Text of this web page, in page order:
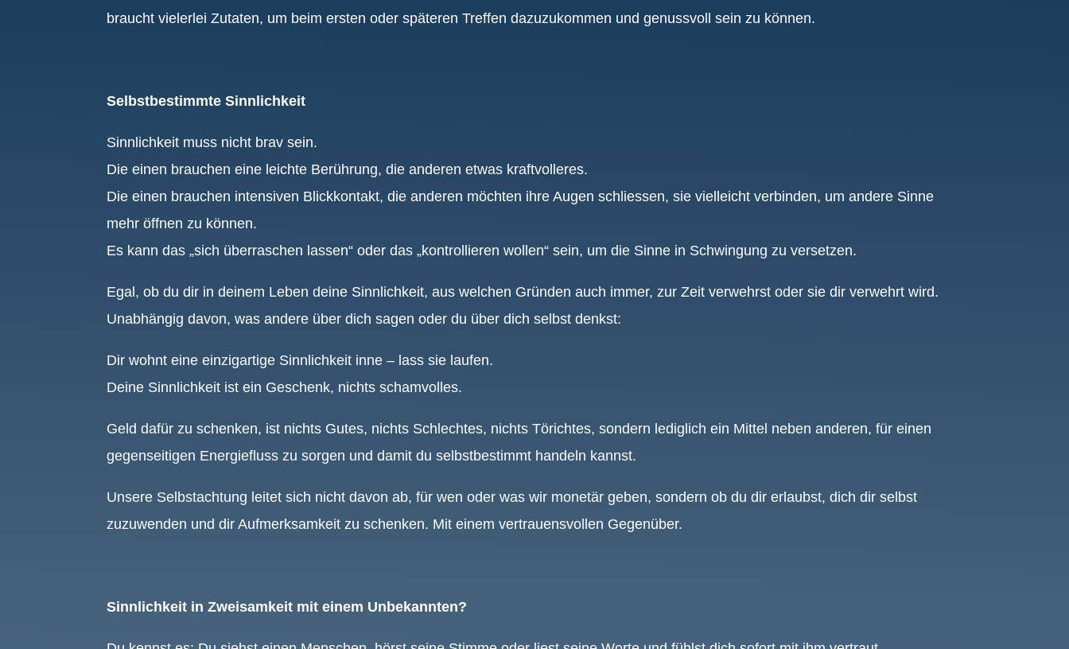
braucht vielerlei Zutaten, um beim ersten oder späteren Treffen dazuzukommen und genussvoll sein zu können.
Selbstbestimmte Sinnlichkeit
Sinnlichkeit muss nicht brav sein.
Die einen brauchen eine leichte Berührung, die anderen etwas kraftvolleres.
Die einen brauchen intensiven Blickkontakt, die anderen möchten ihre Augen schliessen, sie vielleicht verbinden, um andere Sinne
mehr öffnen zu können.
Es kann das „sich überraschen lassen“ oder das „kontrollieren wollen“ sein, um die Sinne in Schwingung zu versetzen.
Egal, ob du dir in deinem Leben deine Sinnlichkeit, aus welchen Gründen auch immer, zur Zeit verwehrst oder sie dir verwehrt wird.
Unabhängig davon, was andere über dich sagen oder du über dich selbst denkst:
Dir wohnt eine einzigartige Sinnlichkeit inne – lass sie laufen.
Deine Sinnlichkeit ist ein Geschenk, nichts schamvolles.
Geld dafür zu schenken, ist nichts Gutes, nichts Schlechtes, nichts Törichtes, sondern lediglich ein Mittel neben anderen, für einen
gegenseitigen Energiefluss zu sorgen und damit du selbstbestimmt handeln kannst.
Unsere Selbstachtung leitet sich nicht davon ab, für wen oder was wir monetär geben, sondern ob du dir erlaubst, dich dir selbst
zuzuwenden und dir Aufmerksamkeit zu schenken. Mit einem vertrauensvollen Gegenüber.
Sinnlichkeit in Zweisamkeit mit einem Unbekannten?